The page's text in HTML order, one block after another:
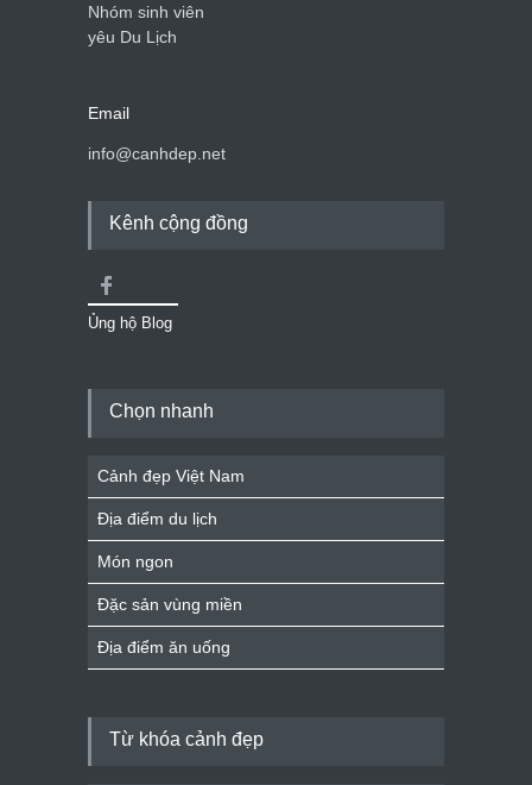
Nhóm sinh viên
yêu Du Lịch
Email
info@canhdep.net
Kênh cộng đồng
Ủng hộ Blog
Chọn nhanh
Cảnh đẹp Việt Nam
Địa điểm du lịch
Món ngon
Đặc sản vùng miền
Địa điểm ăn uống
Từ khóa cảnh đẹp